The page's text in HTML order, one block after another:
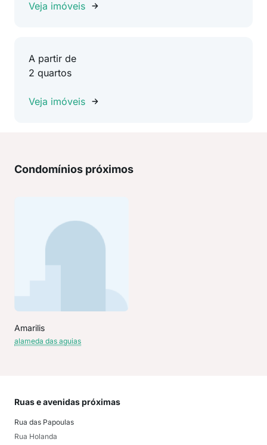
Veja imóveis
A partir de
2 quartos
Veja imóveis
Condomínios próximos
Amarilis
alameda das aguias
Ruas e avenidas próximas
Rua das Papoulas
Rua Holanda